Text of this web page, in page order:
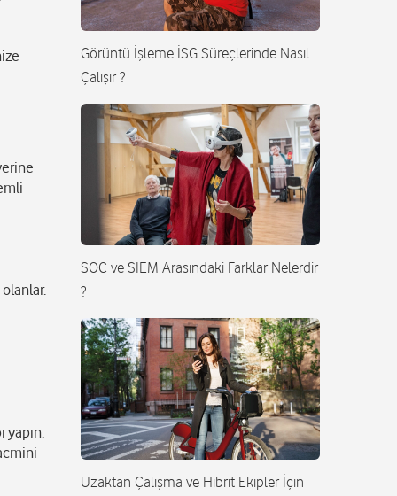
yapın.
Görüntü İşleme İSG Süreçlerinde Nasıl
Çalışır ?
SOC ve SIEM Arasındaki Farklar Nelerdir
?
Uzaktan Çalışma ve Hibrit Ekipler İçin